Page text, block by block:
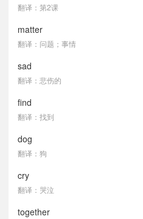
翻译：第2课
matter
翻译：问题；事情
sad
翻译：悲伤的
find
翻译：找到
dog
翻译：狗
cry
翻译：哭泣
together